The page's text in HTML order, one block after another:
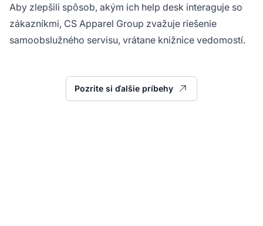
Aby zlepšili spôsob, akým ich help desk interaguje so
zákazníkmi, CS Apparel Group zvažuje riešenie
samoobslužného servisu, vrátane knižnice vedomostí.
Pozrite si ďalšie príbehy